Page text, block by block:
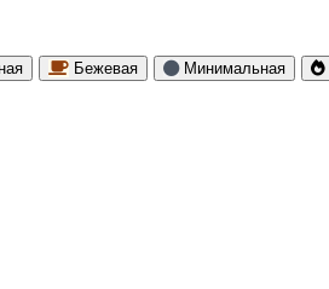
Бежевая Минимальная